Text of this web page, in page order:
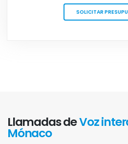
SOLICITAR
Llamadas deVoz
Mónaco